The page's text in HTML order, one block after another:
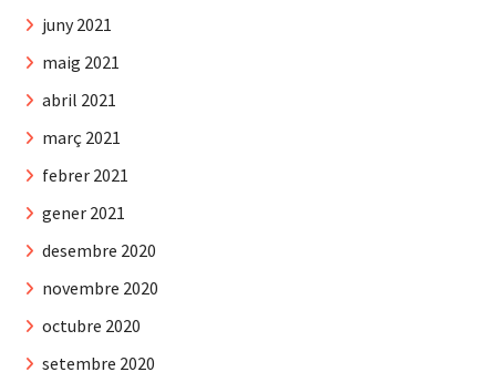
juny 2021
maig 2021
abril 2021
març 2021
febrer 2021
gener 2021
desembre 2020
novembre 2020
octubre 2020
setembre 2020